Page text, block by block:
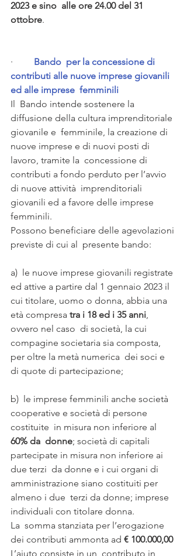
2023 e sino  alle ore 24.00 del 31
ottobre.
· Bando  per la concessione di
contributi alle nuove imprese giovanili
ed alle imprese  femminili
Il  Bando intende sostenere la
diffusione della cultura imprenditoriale
giovanile e  femminile, la creazione di
nuove imprese e di nuovi posti di
lavoro, tramite la  concessione di
contributi a fondo perduto per l’avvio
di nuove attività  imprenditoriali
giovanili ed a favore delle imprese
femminili.
Possono beneficiare delle agevolazioni
previste di cui al  presente bando:
a)  le nuove imprese giovanili registrate
ed attive a partire dal 1 gennaio 2023 il
cui titolare, uomo o donna, abbia una
età compresa tra i 18 ed i 35 anni,
ovvero nel caso  di società, la cui
compagine societaria sia composta,
per oltre la metà numerica  dei soci e
di quote di partecipazione;
b)  le imprese femminili anche società
cooperative e società di persone
costituite  in misura non inferiore al
60% da  donne; società di capitali
partecipate in misura non inferiore ai
due terzi  da donne e i cui organi di
amministrazione siano costituiti per
almeno i due  terzi da donne; imprese
individuali con titolare donna.
La  somma stanziata per l’erogazione
dei contributi ammonta ad € 100.000,00
L’aiuto consiste in un  contributo in